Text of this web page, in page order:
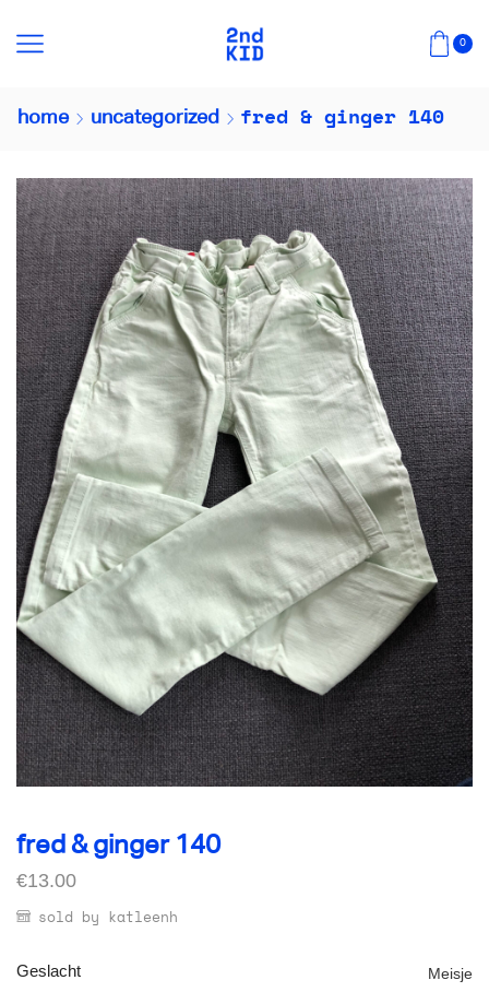
0
home uncategorized fred & ginger 140
fred & ginger 140
€13.00
sold by katleenh
Geslacht Meisje